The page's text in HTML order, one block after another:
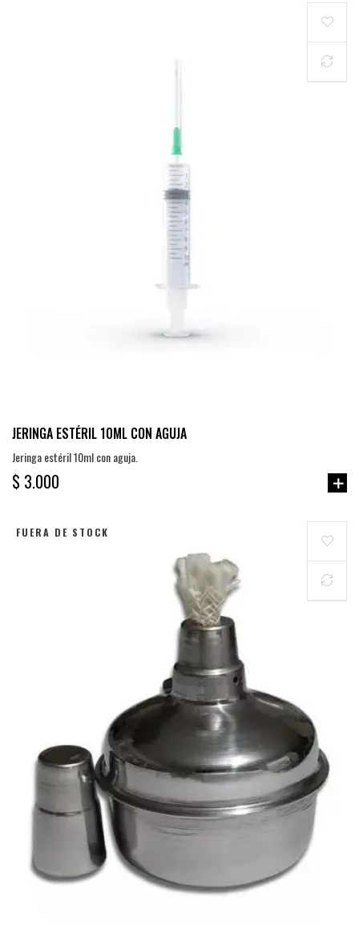
JERINGA ESTÉRIL 10ML CON AGUJA
Jeringa estéril 10ml con aguja.
$ 3.000
FUERA DE STOCK